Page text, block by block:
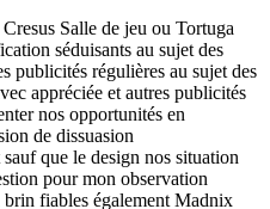
Salle de jeu ou Tortuga
séduisants au sujet des
publicités régulières au sujet des
appréciée et autres publicités
nos opportunités en
de dissuasion
que le design nos situation
pour mon observation
fiables également Madnix